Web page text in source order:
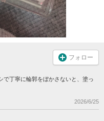
フォロー
で丁寧に輪郭をぼかさないと、塗っ
2026/6/25